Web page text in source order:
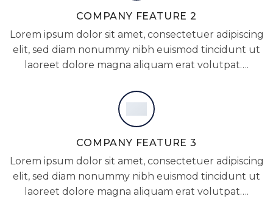
COMPANY FEATURE 2
Lorem ipsum dolor sit amet, consectetuer adipiscing
elit, sed diam nonummy nibh euismod tincidunt ut
laoreet dolore magna aliquam erat volutpat….
COMPANY FEATURE 3
Lorem ipsum dolor sit amet, consectetuer adipiscing
elit, sed diam nonummy nibh euismod tincidunt ut
laoreet dolore magna aliquam erat volutpat….